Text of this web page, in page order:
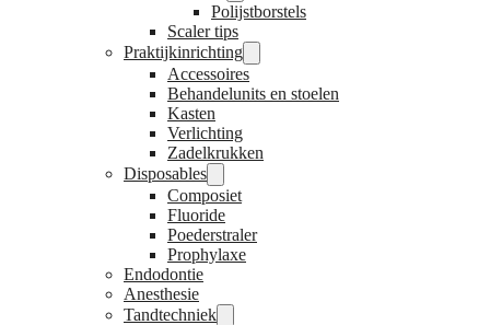
Polijstborstels
Scaler tips
Praktijkinrichting
Accessoires
Behandelunits en stoelen
Kasten
Verlichting
Zadelkrukken
Disposables
Composiet
Fluoride
Poederstraler
Prophylaxe
Endodontie
Anesthesie
Tandtechniek